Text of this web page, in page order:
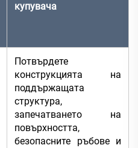
купувача
Потвърдете
конструкцията на
поддържащата
структура,
запечатването на
повърхността,
безопасните ръбове и